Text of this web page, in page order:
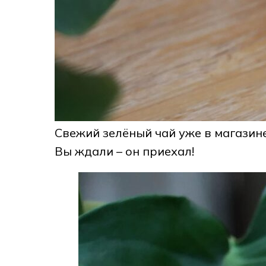
Свежий зелёный чай уже в
Вы ждали – он приехал!